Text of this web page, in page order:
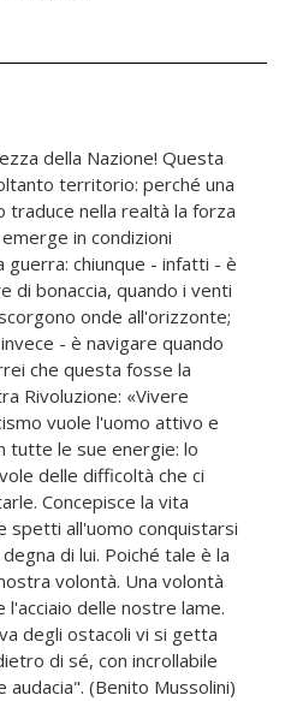
della Nazione! Questa
territorio: perché una
traduce nella realtà la forza
in condizioni
chiunque - infatti - è
di bonaccia, quando i venti
onde all'orizzonte;
- è navigare quando
che questa fosse la
Rivoluzione: «Vivere
vuole l'uomo attivo e
tutte le sue energie: lo
delle difficoltà che ci
Concepisce la vita
spetti all'uomo conquistarsi
di lui. Poiché tale è la
volontà. Una volontà
delle nostre lame.
degli ostacoli vi si getta
di sé, con incrollabile
(Benito Mussolini)